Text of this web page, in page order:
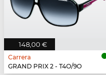
148,00 €
Carrera
GRAND PRIX 2 - T4O/9O